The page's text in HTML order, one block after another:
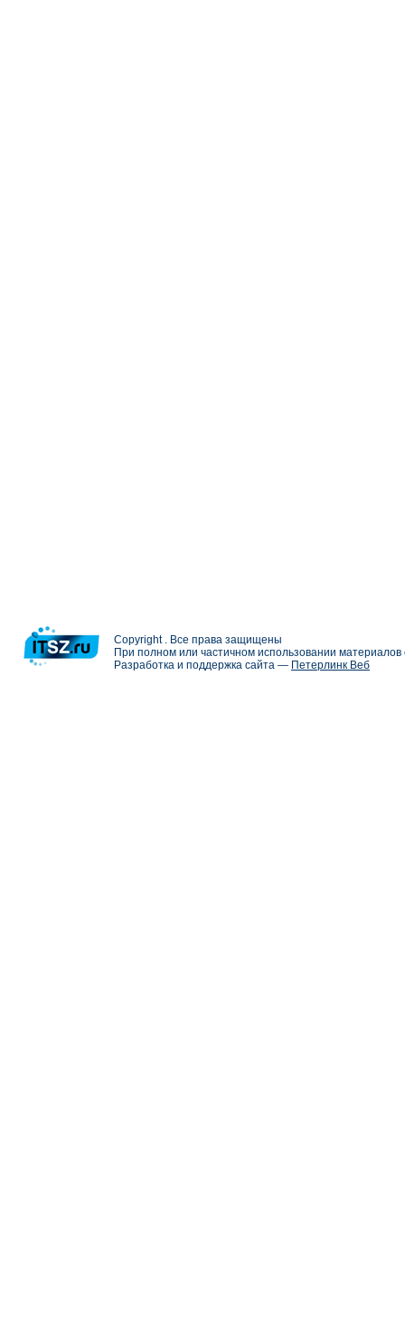
Copyright . Все права защищены
При полном или частичном использовании
Разработка и поддержка сайта — Петерлинк Веб